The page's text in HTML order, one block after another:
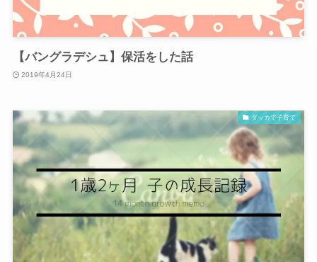
【バングラデシュ】保活をした話
2019年4月24日
ダッカで子育て